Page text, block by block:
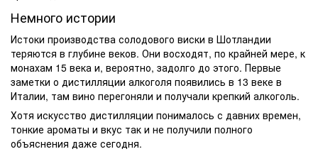
Немного истории
Истоки производства солодового виски в Шотландии
теряются в глубине веков. Они восходят, по крайней мере, к
монахам 15 века и, вероятно, задолго до этого. Первые
заметки о дистилляции алкоголя появились в 13 веке в
Италии, там вино перегоняли и получали крепкий алкоголь.
Хотя искусство дистилляции понималось с давних времен,
тонкие ароматы и вкус так и не получили полного
объяснения даже сегодня.